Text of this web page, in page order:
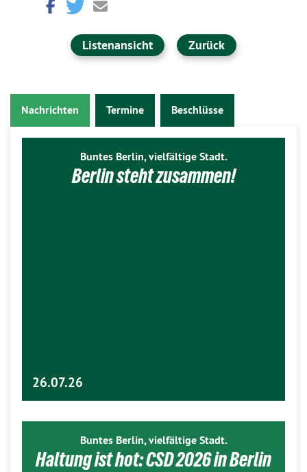
Listenansicht Zurück
Nachrichten Termine Beschlüsse
Buntes Berlin, vielfältige Stadt.
Berlin steht zusammen!
26.07.26
Buntes Berlin, vielfältige Stadt.
Haltung ist hot: CSD 2026 in Berlin